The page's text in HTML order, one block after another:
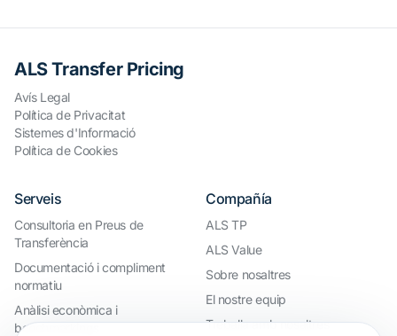
ALS Transfer Pricing
Avís Legal
Política de Privacitat
Sistemes d'Informació
Política de Cookies
Serveis
Consultoria en Preus de
Transferència
Documentació i compliment
normatiu
Anàlisi econòmica i
benchmarkings
Compañía
ALS TP
ALS Value
Sobre nosaltres
El nostre equip
Treballa amb nosaltres